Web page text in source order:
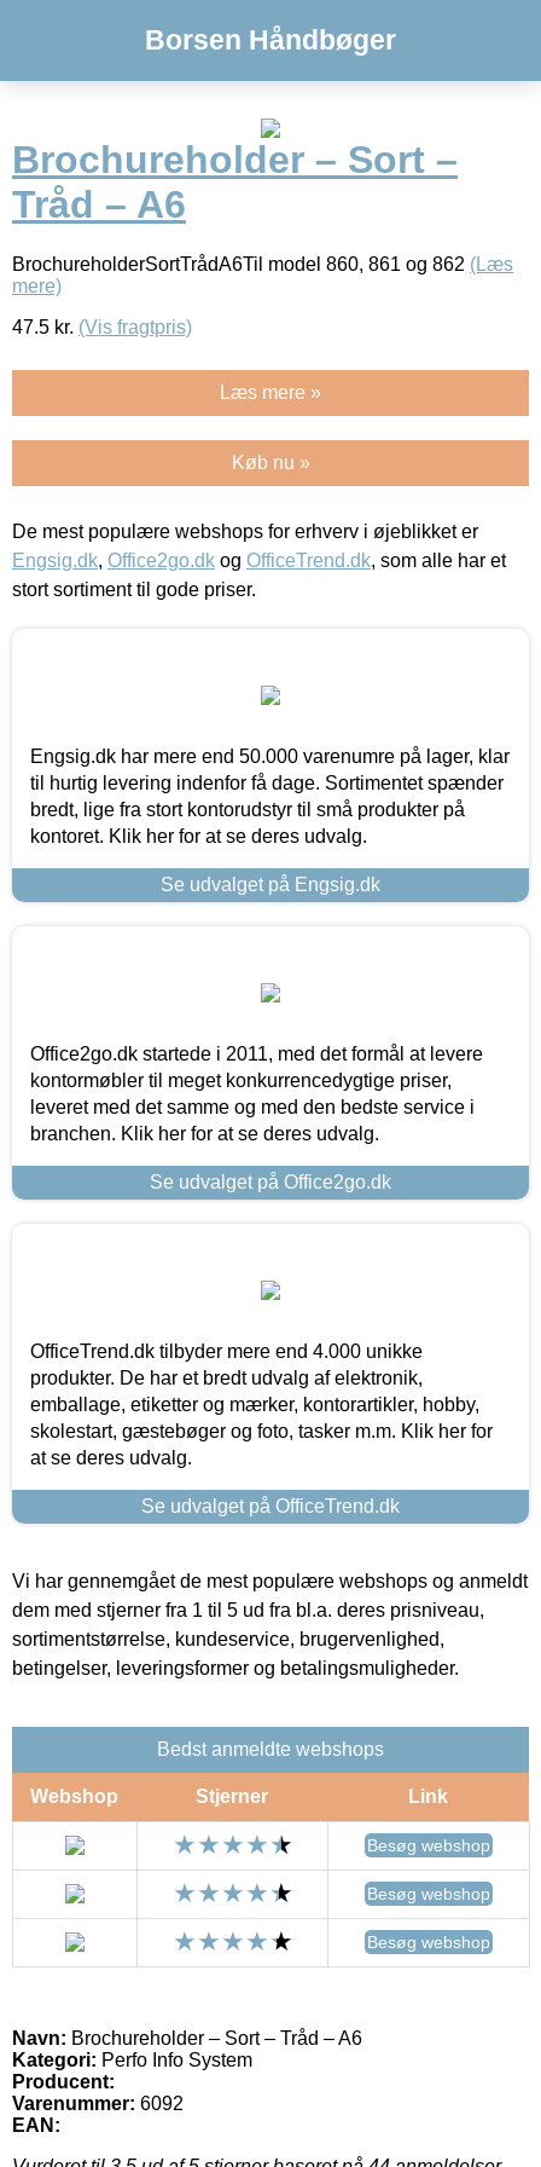
Borsen Håndbøger
Brochureholder – Sort –
Tråd – A6
BrochureholderSortTrådA6Til model 860, 861 og 862 (Læs
mere)
47.5 kr. (Vis fragtpris)
Læs mere »
Køb nu »
De mest populære webshops for erhverv i øjeblikket er
Engsig.dk, Office2go.dk og OfficeTrend.dk, som alle har et
stort sortiment til gode priser.
Engsig.dk har mere end 50.000 varenumre på lager, klar
til hurtig levering indenfor få dage. Sortimentet spænder
bredt, lige fra stort kontorudstyr til små produkter på
kontoret. Klik her for at se deres udvalg.
Se udvalget på Engsig.dk
Office2go.dk startede i 2011, med det formål at levere
kontormøbler til meget konkurrencedygtige priser,
leveret med det samme og med den bedste service i
branchen. Klik her for at se deres udvalg.
Se udvalget på Office2go.dk
OfficeTrend.dk tilbyder mere end 4.000 unikke
produkter. De har et bredt udvalg af elektronik,
emballage, etiketter og mærker, kontorartikler, hobby,
skolestart, gæstebøger og foto, tasker m.m. Klik her for
at se deres udvalg.
Se udvalget på OfficeTrend.dk
Vi har gennemgået de mest populære webshops og anmeldt
dem med stjerner fra 1 til 5 ud fra bl.a. deres prisniveau,
sortimentstørrelse, kundeservice, brugervenlighed,
betingelser, leveringsformer og betalingsmuligheder.
Bedst anmeldte webshops
Webshop Stjerner Link
Besøg webshop
Besøg webshop
Besøg webshop
Navn: Brochureholder – Sort – Tråd – A6
Kategori: Perfo Info System
Producent:
Varenummer: 6092
EAN: